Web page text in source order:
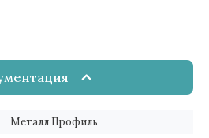
Металл Профиль